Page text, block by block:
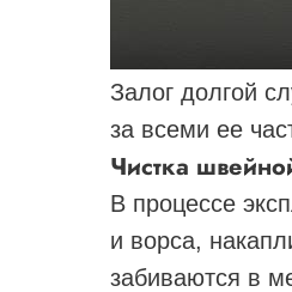
Залог долгой
за всеми ее
Чистка
В процессе
и ворса,
забиваются в